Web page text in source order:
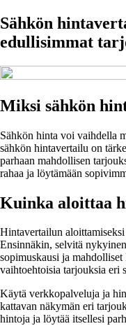
Sähkön
edullisimmat
Miksi sähkön
Sähkön hinta voi vaihdella
sähkön hintavertailu on
parhaan mahdollisen
rahaa ja löytämään
Kuinka aloittaa
Hintavertailun aloittamiseksi
Ensinnäkin, selvitä
sopimuskausi ja
vaihtoehtoisia tarjouksia eri
Käytä verkkopalveluja ja
kattavan näkymän eri
hintoja ja löytää itsellesi